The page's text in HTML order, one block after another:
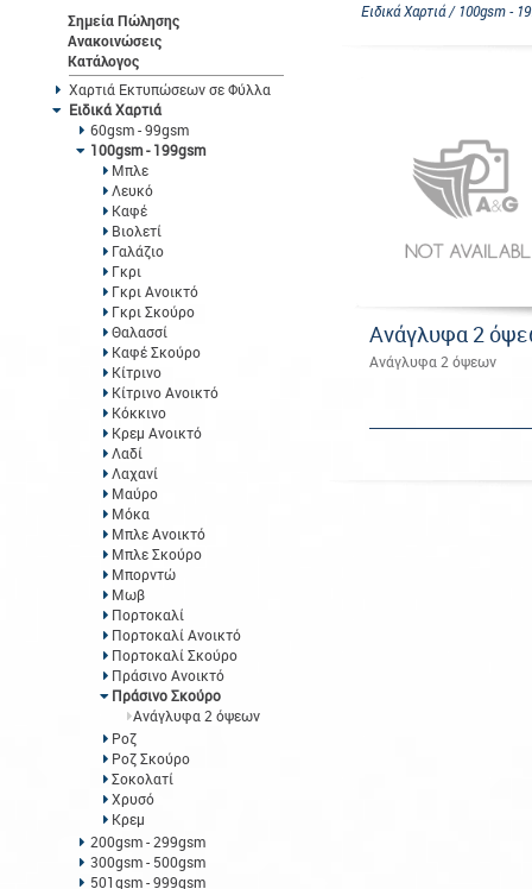
Σημεία Πώλησης
Ανακοινώσεις
Κατάλογος
Χαρτιά Εκτυπώσεων σε Φύλλα
Ειδικά Χαρτιά
60gsm - 99gsm
100gsm - 199gsm
Μπλε
Λευκό
Καφέ
Βιολετί
Γαλάζιο
Γκρι
Γκρι Ανοικτό
Γκρι Σκούρο
Θαλασσί
Καφέ Σκούρο
Κίτρινο
Κίτρινο Ανοικτό
Κόκκινο
Κρεμ Ανοικτό
Λαδί
Λαχανί
Μαύρο
Μόκα
Μπλε Ανοικτό
Μπλε Σκούρο
Μπορντώ
Μωβ
Πορτοκαλί
Πορτοκαλί Ανοικτό
Πορτοκαλί Σκούρο
Πράσινο Ανοικτό
Πράσινο Σκούρο
Ανάγλυφα 2 όψεων
Ροζ
Ροζ Σκούρο
Σοκολατί
Χρυσό
Κρεμ
200gsm - 299gsm
300gsm - 500gsm
501gsm - 999gsm
Ειδικά Χαρτιά / 100gsm -
Ανάγλυφα 2
Ανάγλυφα 2 όψεων